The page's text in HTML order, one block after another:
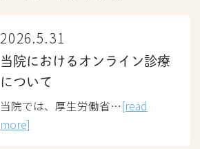
2026.5.31
当院におけるオンライン診療
について
当院では、厚生労働省…[read
more]